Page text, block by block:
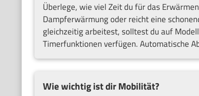
Überlege, wie viel Zeit du für das
Dampferwärmung oder reicht eine
gleichzeitig arbeitest, solltest du auf
Timerfunktionen verfügen. Automatische
Wie wichtig ist dir Mobilität?